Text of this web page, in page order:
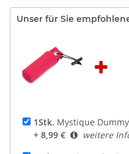
Unser für Sie
1Stk. Mystique
+ 8,99 €
weitere